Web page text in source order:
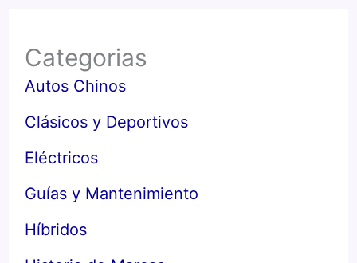
Categorias
Autos Chinos
Clásicos y Deportivos
Eléctricos
Guías y Mantenimiento
Híbridos